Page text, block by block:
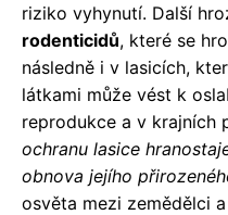
riziko vyhynutí. Další
rodenticidů, které se
následně i v lasicích,
látkami může vést k
reprodukce a v krajních
ochranu lasice
obnova jejího
osvěta mezi zemědělci